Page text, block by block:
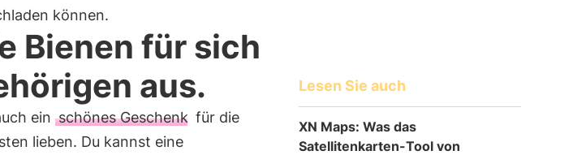
können.
Bienen für sich
aus.
ein schönes Geschenk für die
lieben. Du kannst eine
Lesen Sie auch
XN Maps: Was das
Satellitenkarten-Tool von